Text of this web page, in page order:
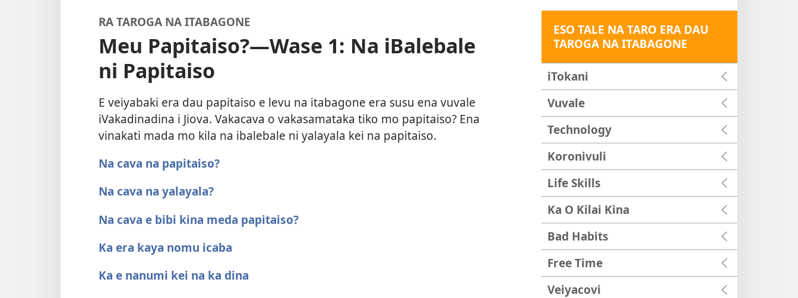
RA TAROGA NA ITABAGONE
Meu Papitaiso?​—Wase 1: Na iBalebale
ni Papitaiso
E veiyabaki era dau papitaiso e levu na itabagone era susu ena vuvale
iVakadinadina i Jiova. Vakacava o vakasamataka tiko mo papitaiso? Ena
vinakati mada mo kila na ibalebale ni yalayala kei na papitaiso.
Na cava na papitaiso?
Na cava na yalayala?
Na cava e bibi kina meda papitaiso?
Ka era kaya nomu icaba
Ka e nanumi kei na ka dina
ESO TALE NA TARO ERA DAU
TAROGA NA ITABAGONE
iTokani
Vuvale
Technology
Koronivuli
Life Skills
Ka O Kilai Kina
Bad Habits
Free Time
Veiyacovi